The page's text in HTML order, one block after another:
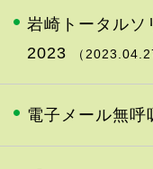
岩崎トータルソ
2023
（
電子メール無呼